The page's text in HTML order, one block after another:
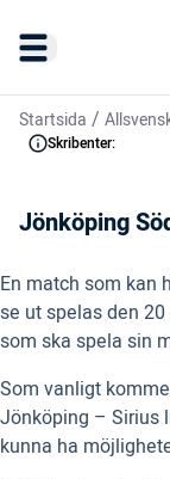
Startsida /
Skribenter:
Jönköping
En match som kan
se ut spelas den
som ska spela sin
Som vanligt
Jönköping – Sirius
kunna ha